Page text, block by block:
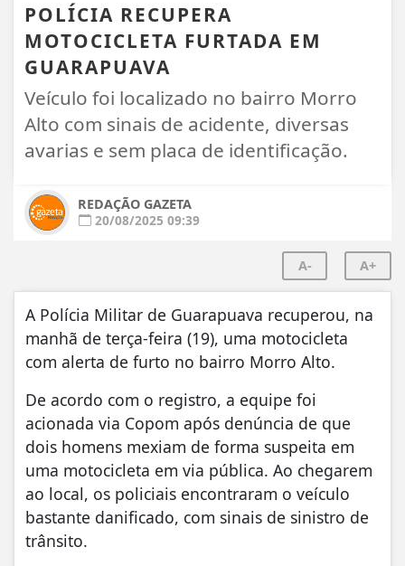
POLÍCIA RECUPERA
MOTOCICLETA FURTADA EM
GUARAPUAVA
Veículo foi localizado no bairro Morro
Alto com sinais de acidente, diversas
avarias e sem placa de identificação.
REDAÇÃO GAZETA
20/08/2025 09:39
A- A+
A Polícia Militar de Guarapuava recuperou, na
manhã de terça-feira (19), uma motocicleta
com alerta de furto no bairro Morro Alto.
De acordo com o registro, a equipe foi
acionada via Copom após denúncia de que
dois homens mexiam de forma suspeita em
uma motocicleta em via pública. Ao chegarem
ao local, os policiais encontraram o veículo
bastante danificado, com sinais de sinistro de
trânsito.